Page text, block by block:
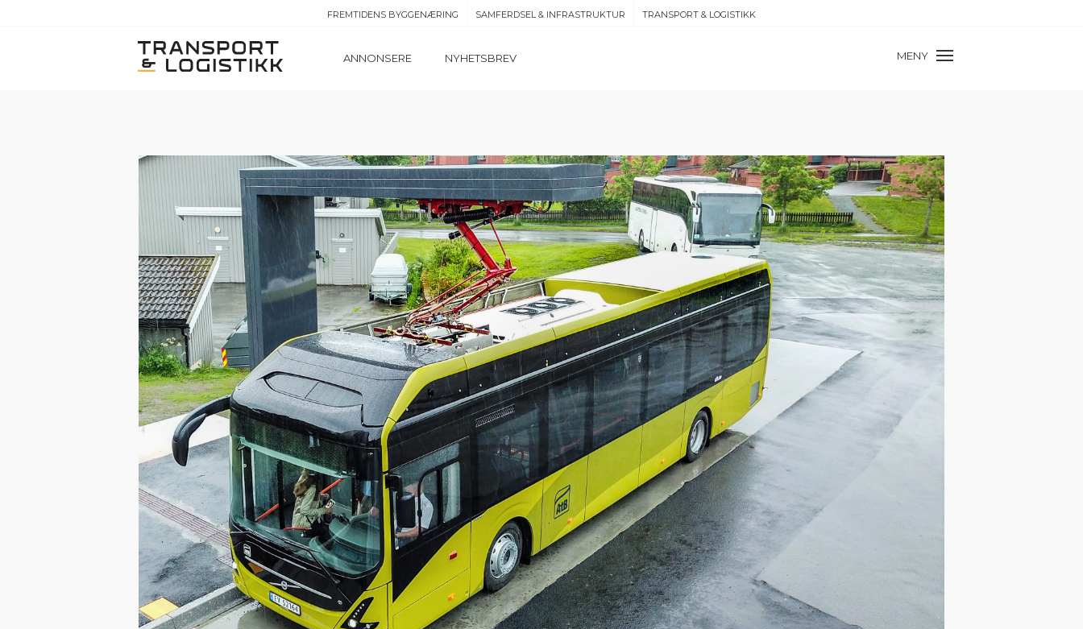
FREMTIDENS BYGGENÆRING SAMFERDSEL & INFRASTRUKTUR TRANSPORT & LOGISTIKK
ANNONSERE NYHETSBREV MENY